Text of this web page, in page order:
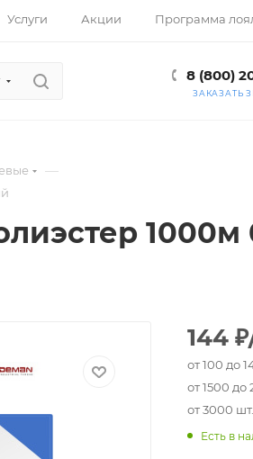
Услуги Акции Программа
8 (800)
ЗАКАЗАТЬ
—
1000м
144 ₽
от 100 до
от 1500 до
от 3000 шт.
Есть в